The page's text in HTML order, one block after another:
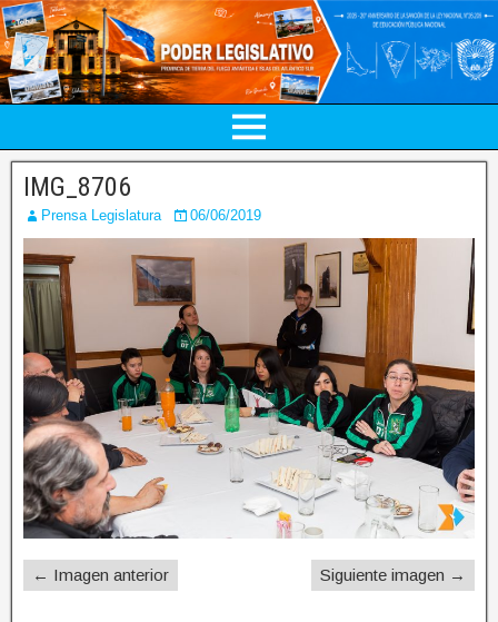
IMG_8706
Prensa Legislatura 06/06/2019
← Imagen anterior Siguiente imagen →